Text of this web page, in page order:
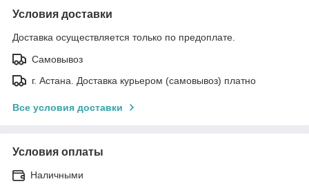
Условия доставки
Доставка осуществляется только по предоплате.
Самовывоз
г. Астана. Доставка курьером (самовывоз) платно
Все условия доставки
Условия оплаты
Наличными